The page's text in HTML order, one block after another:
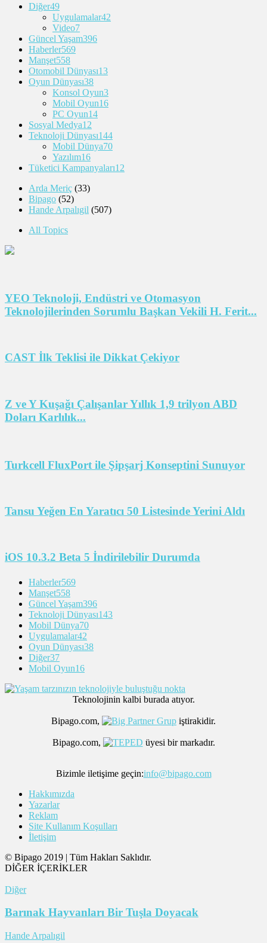
Diğer49
Uygulamalar42
Video7
Güncel Yaşam396
Haberler569
Manşet558
Otomobil Dünyası13
Oyun Dünyası38
Konsol Oyun3
Mobil Oyun16
PC Oyun14
Sosyal Medya12
Teknoloji Dünyası144
Mobil Dünya70
Yazılım16
Tüketici Kampanyaları12
Arda Meriç (33)
Bipago (52)
Hande Arpalıgil (507)
All Topics
YEO Teknoloji, Endüstri ve Otomasyon
Teknolojilerinden Sorumlu Başkan Vekili H. Ferit...
CAST İlk Teklisi ile Dikkat Çekiyor
Z ve Y Kuşağı Çalışanlar Yıllık 1,9 trilyon ABD
Doları Karlılık...
Turkcell FluxPort ile Şipşarj Konseptini Sunuyor
Tansu Yeğen En Yaratıcı 50 Listesinde Yerini Aldı
iOS 10.3.2 Beta 5 İndirilebilir Durumda
Haberler569
Manşet558
Güncel Yaşam396
Teknoloji Dünyası143
Mobil Dünya70
Uygulamalar42
Oyun Dünyası38
Diğer37
Mobil Oyun16
Teknolojinin kalbi burada atıyor.
Bipago.com, iştirakidir.
Bipago.com, üyesi bir markadır.
Bizimle iletişime geçin:info@bipago.com
Hakkımızda
Yazarlar
Reklam
Site Kullanım Koşulları
İletişim
© Bipago 2019 | Tüm Hakları Saklıdır.
DİĞER İÇERİKLER
Diğer
Barınak Hayvanları Bir Tuşla Doyacak
Hande Arpalıgil